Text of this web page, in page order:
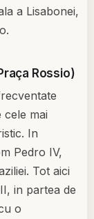
a Lisabonei,
Rossio)
cele mai
In
Pedro IV,
Tot aici
in partea de
o